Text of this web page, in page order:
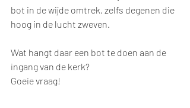
bot in de wijde omtrek, zelfs degenen die
hoog in de lucht zweven.
Wat hangt daar een bot te doen aan de
ingang van de kerk?
Goeie vraag!